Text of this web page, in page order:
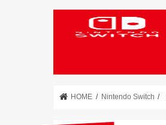
HOME Nintendo Switch